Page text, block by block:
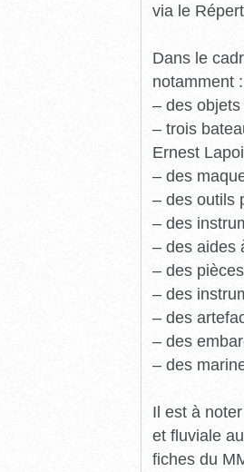
via le
Dans le
notamment :
– des
– trois
Ernest
– des
– des outils
– des
– des aides
– des
– des
– des
– des
– des
Il est à
et fluviale
fiches du